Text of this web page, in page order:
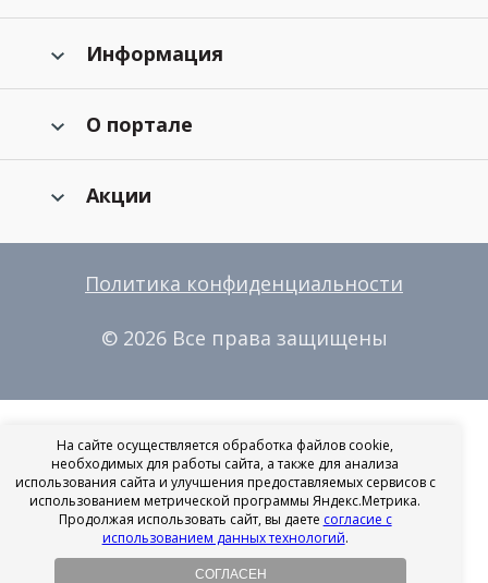
Информация
О портале
Акции
Политика конфиденциальности
© 2026 Все права защищены
На сайте осуществляется обработка файлов cookie,
необходимых для работы сайта, а также для анализа
использования сайта и улучшения предоставляемых сервисов с
использованием метрической программы Яндекс.Метрика.
Продолжая использовать сайт, вы даете согласие с
использованием данных технологий.
СОГЛАСЕН